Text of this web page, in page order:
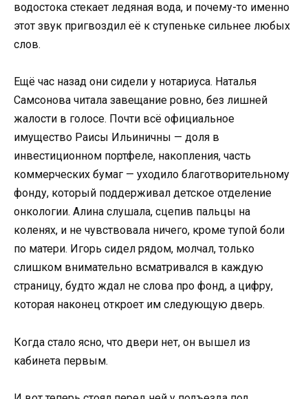
водостока стекает ледяная вода, и почему-то именно
этот звук пригвоздил её к ступеньке сильнее любых
слов.
Ещё час назад они сидели у нотариуса. Наталья
Самсонова читала завещание ровно, без лишней
жалости в голосе. Почти всё официальное
имущество Раисы Ильиничны — доля в
инвестиционном портфеле, накопления, часть
коммерческих бумаг — уходило благотворительному
фонду, который поддерживал детское отделение
онкологии. Алина слушала, сцепив пальцы на
коленях, и не чувствовала ничего, кроме тупой боли
по матери. Игорь сидел рядом, молчал, только
слишком внимательно всматривался в каждую
страницу, будто ждал не слова про фонд, а цифру,
которая наконец откроет им следующую дверь.
Когда стало ясно, что двери нет, он вышел из
кабинета первым.